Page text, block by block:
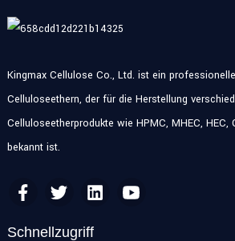
Kingmax Cellulose Co., Ltd. ist ein
Celluloseethern, der für die Herstellung
Celluloseetherprodukte wie HPMC, MHEC, HEC,
bekannt ist.
Schnellzugriff